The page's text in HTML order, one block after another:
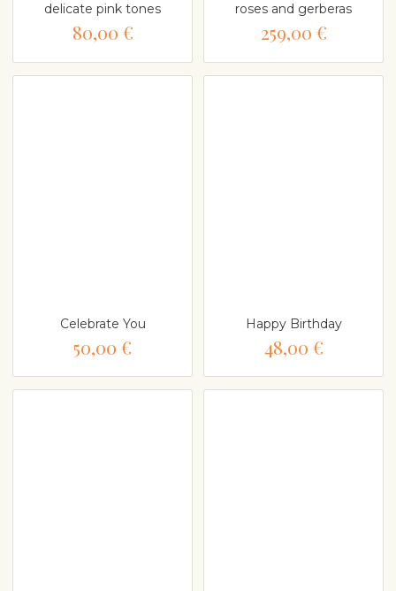
delicate pink tones
80,00 €
roses and gerberas
259,00 €
Celebrate You
50,00 €
Happy Birthday
48,00 €